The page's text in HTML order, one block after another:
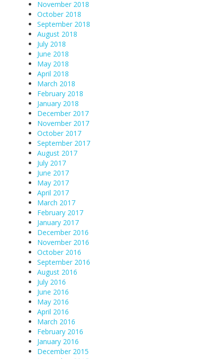
November 2018
October 2018
September 2018
August 2018
July 2018
June 2018
May 2018
April 2018
March 2018
February 2018
January 2018
December 2017
November 2017
October 2017
September 2017
August 2017
July 2017
June 2017
May 2017
April 2017
March 2017
February 2017
January 2017
December 2016
November 2016
October 2016
September 2016
August 2016
July 2016
June 2016
May 2016
April 2016
March 2016
February 2016
January 2016
December 2015